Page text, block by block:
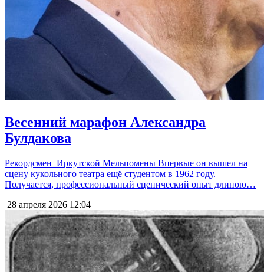
Весенний марафон Александра
Булдакова
Рекордсмен Иркутской Мельпомены Впервые он вышел на
сцену кукольного театра ещё студентом в 1962 году.
Получается, профессиональный сценический опыт длиною…
28 апреля 2026 12:04